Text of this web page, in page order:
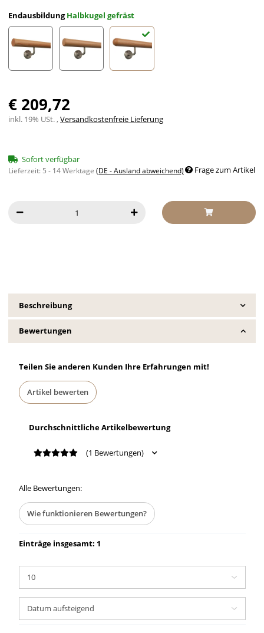
EndausbildungHalbkugel gefräst
€ 209,72
inkl. 19% USt. ,Versandkostenfreie Lieferung
Sofort verfügbar
Lieferzeit: 5 - 14 Werktage (DE - Ausland abweichend) Frage zum Artikel
Beschreibung
Bewertungen
Durchschnittliche Artikelbewertung
(1 Bewertungen)
Teilen Sie anderen Kunden Ihre Erfahrungen mit!
Artikel bewerten
Alle Bewertungen:
Wie funktionieren Bewertungen?
Einträge insgesamt: 1